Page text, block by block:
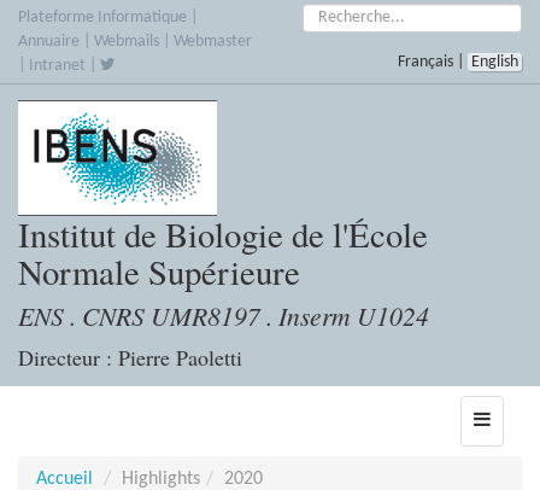
Accèder
directement
Plateforme Informatique
Annuaire
Webmails
Webmaster
Intranet
Rechercher :
Français English
Institut de Biologie de l'École
Normale Supérieure
ENS . CNRS UMR8197 . Inserm U1024
Directeur : Pierre Paoletti
Toggle
Accueil
Highlights
2020